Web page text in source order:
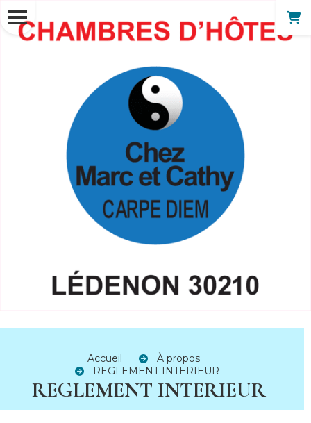
Accueil
À propos
REGLEMENT INTERIEUR
REGLEMENT INTERIEUR